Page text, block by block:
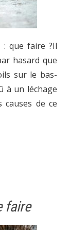
que faire ?Il
hasard que
sur le bas-
à un léchage
causes de ce
faire